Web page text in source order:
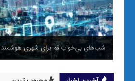
شب‌های بی‌خواب قم برای شهری هوشمند